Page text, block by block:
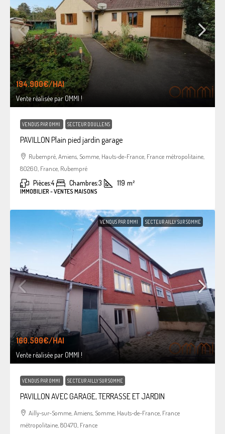
194.900€/HAI
Vente réalisée par OMMI !
VENDUS PAR OMMI SECTEUR DOULLENS
PAVILLON Plain pied jardin garage
Rubempré, Amiens, Somme, Hauts-de-France, France métropolitaine,
80260, France, Rubempré
Pièces:4 Chambres:3 119 m²
IMMOBILIER - VENTES MAISONS
VENDUS PAR OMMI SECTEUR AILLY SUR SOMME
160.500€/HAI
Vente réalisée par OMMI !
VENDUS PAR OMMI SECTEUR AILLY SUR SOMME
PAVILLON AVEC GARAGE, TERRASSE ET JARDIN
Ailly-sur-Somme, Amiens, Somme, Hauts-de-France, France
métropolitaine, 80470, France